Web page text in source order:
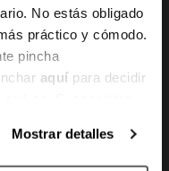
No estás obligado
práctico y cómodo.
pincha
aquí para decidir
Mostrar detalles